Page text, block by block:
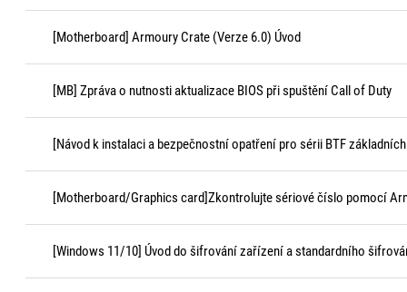
[Motherboard] Armoury Crate (Verze 6.0) Úvod
[MB] Zpráva o nutnosti aktualizace BIOS při spuštění Call of Duty
[Návod k instalaci a bezpečnostní opatření pro sérii BTF
[Motherboard/Graphics card]Zkontrolujte sériové číslo pomocí
[Windows 11/10] Úvod do šifrování zařízení a standardního